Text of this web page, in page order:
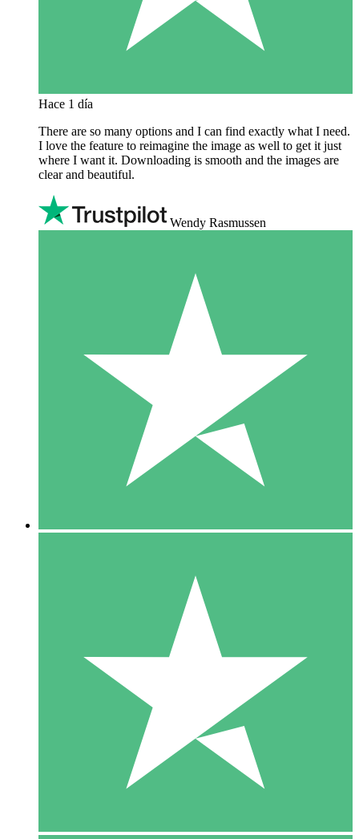
Hace 1 día
There are so many options and I can find exactly what I need.
I love the feature to reimagine the image as well to get it just
where I want it. Downloading is smooth and the images are
clear and beautiful.
Wendy Rasmussen